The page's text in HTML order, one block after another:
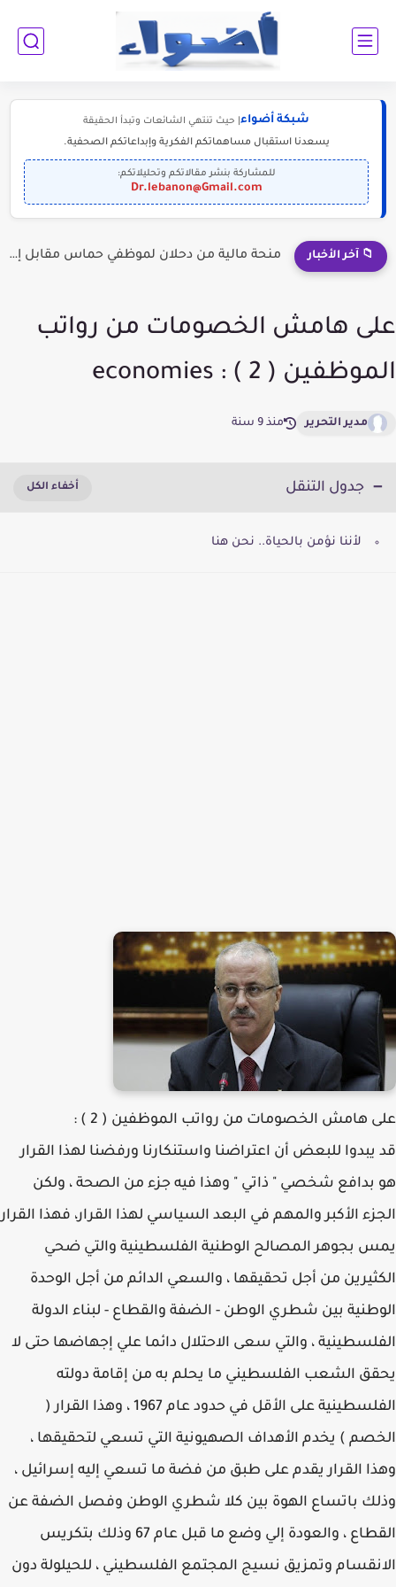
شبكة أضواء | حيث تنتهي الشائعات وتبدأ الحقيقة
يسعدنا استقبال مساهماتكم الفكرية وإبداعاتكم الصحفية.
للمشاركة بنشر مقالاتكم وتحليلاتكم:
Dr.lebanon@Gmail.com
📁 آخر الأخبار إلى الناجحين في الثانوية العامة: أبرز التخصصات المطلوبة للمستقبل (2030-2050)
​على هامش الخصومات من رواتب
الموظفين ( 2 ) : economies
مدير التحرير منذ 9 سنة
جدول التنقل
لأننا نؤمن بالحياة.. نحن هنا
​على هامش الخصومات من رواتب الموظفين ( 2 ) :
قد يبدوا للبعض أن اعتراضنا واستنكارنا ورفضنا لهذا القرار
هو بدافع شخصي " ذاتي " وهذا فيه جزء من الصحة ، ولكن
الجزء الأكبر والمهم في البعد السياسي لهذا القرار، فهذا القرار
يمس بجوهر المصالح الوطنية الفلسطينية والتي ضحي
الكثيرين من أجل تحقيقها ، والسعي الدائم من أجل الوحدة
الوطنية بين شطري الوطن - الضفة والقطاع - لبناء الدولة
الفلسطينية ، والتي سعى الاحتلال دائما علي إجهاضها حتى لا
يحقق الشعب الفلسطيني ما يحلم به من إقامة دولته
الفلسطينية على الأقل في حدود عام 1967 ، وهذا القرار (
الخصم ) يخدم الأهداف الصهيونية التي تسعي لتحقيقها ،
وهذا القرار يقدم على طبق من فضة ما تسعي إليه إسرائيل ،
وذلك باتساع الهوة بين كلا شطري الوطن وفصل الضفة عن
القطاع ، والعودة إلي وضع ما قبل عام 67 وذلك بتكريس
الانقسام وتمزيق نسيج المجتمع الفلسطيني ، للحيلولة دون